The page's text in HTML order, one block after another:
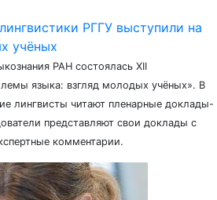
РГГУ выступили на
учёных
РАН состоялась XII
языка: взгляд молодых учёных». В
лингвисты читают пленарные доклады-
представляют свои доклады с
комментарии.